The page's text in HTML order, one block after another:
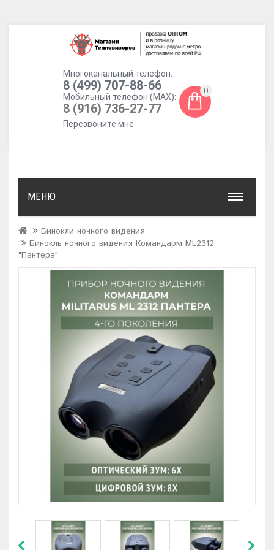
Многоканальный телефон:
8 (499) 707-88-66
Мобильный телефон (MAX):
8 (916) 736-27-77
Перезвоните мне
0
МЕНЮ
Бинокли ночного видения
Бинокль ночного видения Командарм ML2312
"Пантера"